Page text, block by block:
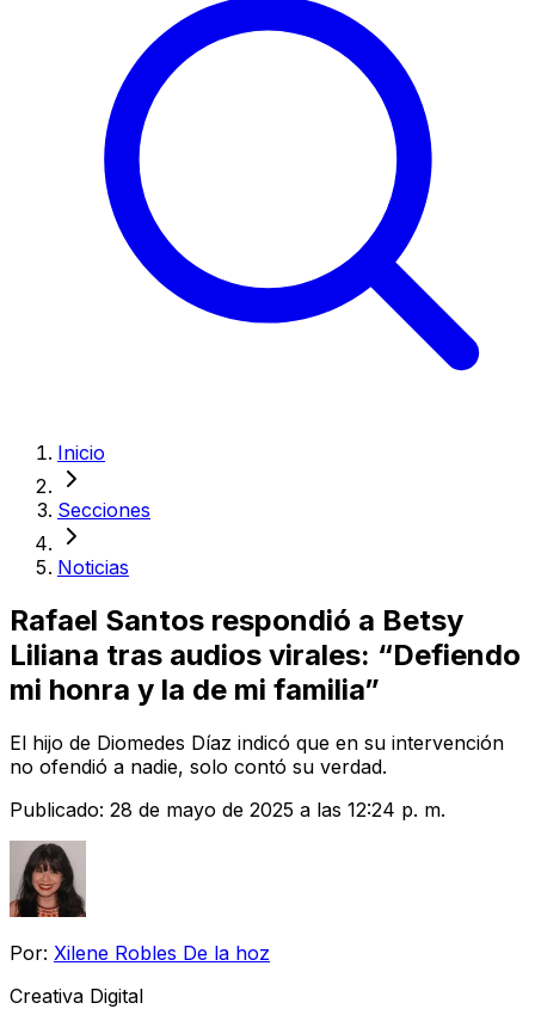
Inicio
Secciones
Noticias
Rafael Santos respondió a Betsy
Liliana tras audios virales: “Defiendo
mi honra y la de mi familia”
El hijo de Diomedes Díaz indicó que en su intervención
no ofendió a nadie, solo contó su verdad.
Publicado: 28 de mayo de 2025 a las 12:24 p. m.
Por: Xilene Robles De la hoz
Creativa Digital